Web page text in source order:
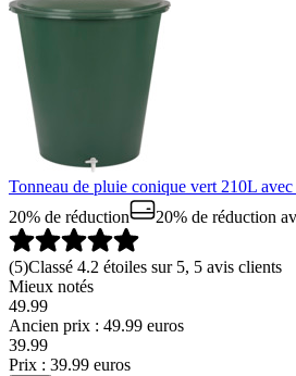
Tonneau de pluie conique vert 210L
20% de réduction
20% de réduction
(5)Classé 4.2 étoiles sur 5, 5 avis clients
Mieux notés
49.99
Ancien prix : 49.99 euros
39.99
Prix : 39.99 euros